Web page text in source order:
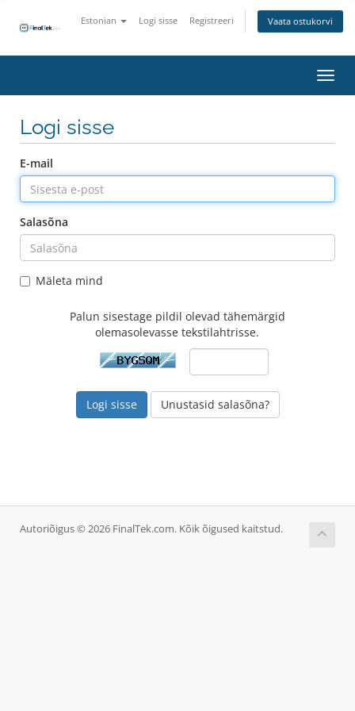
Estonian Logi sisse Registreeri Vaata ostukorvi
Logi sisse
E-mail
Salasõna
Mäleta mind
Palun sisestage pildil olevad tähemärgid
olemasolevasse tekstilahtrisse.
Unustasid salasõna?
Autoriõigus © 2026 FinalTek.com. Kõik õigused kaitstud.